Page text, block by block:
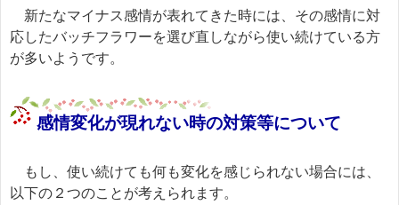
新たなマイナス感情が表れてきた時には、その感情に対
応したバッチフラワーを選び直しながら使い続けている方
が多いようです。
感情変化が現れない時の対策等について
もし、使い続けても何も変化を感じられない場合には、
以下の２つのことが考えられます。